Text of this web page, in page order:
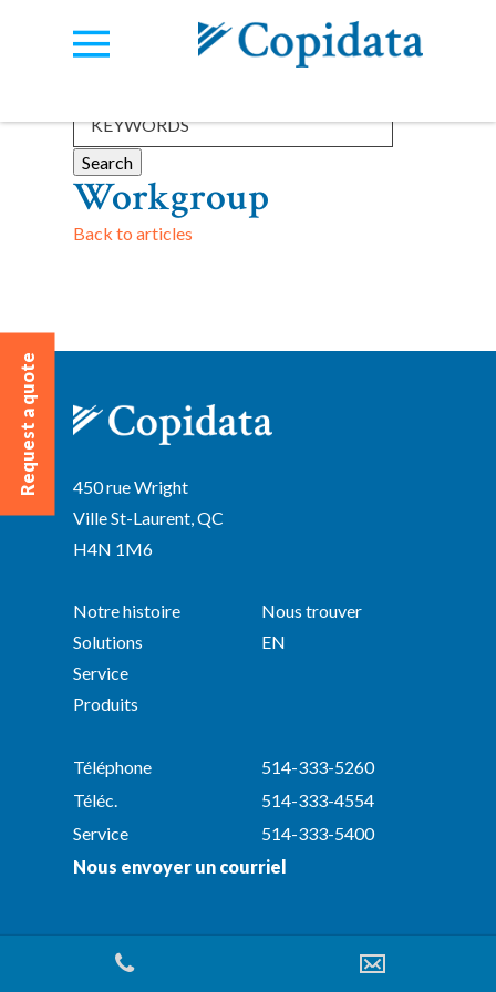
Request a quote
Categories:
Workgroup
Back to articles
450 rue Wright
Ville St-Laurent, QC
H4N 1M6
Notre histoire
Solutions
Service
Produits
Nous trouver
EN
Téléphone
514-333-5260
Téléc.
514-333-4554
Service
514-333-5400
Nous envoyer un courriel